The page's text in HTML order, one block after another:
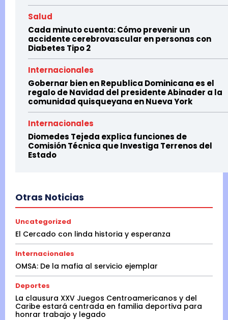
Salud
Cada minuto cuenta: Cómo prevenir un
accidente cerebrovascular en personas con
Diabetes Tipo 2
Internacionales
Gobernar bien en Republica Dominicana es el
regalo de Navidad del presidente Abinader a la
comunidad quisqueyana en Nueva York
Internacionales
Diomedes Tejeda explica funciones de
Comisión Técnica que Investiga Terrenos del
Estado
Otras Noticias
Uncategorized
El Cercado con linda historia y esperanza
Internacionales
OMSA: De la mafia al servicio ejemplar
Deportes
La clausura XXV Juegos Centroamericanos y del
Caribe estará centrada en familia deportiva para
honrar trabajo y legado